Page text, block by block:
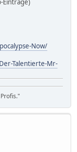
Einträge)
Now/
Talentierte-Mr-